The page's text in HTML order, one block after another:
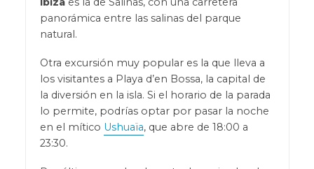
panorámica entre las salinas del parque
natural.
Otra excursión muy popular es la que lleva a
los visitantes a Playa d’en Bossa, la capital de
la diversión en la isla. Si el horario de la parada
lo permite, podrías optar por pasar la noche
en el mítico Ushuaïa, que abre de 18:00 a
23:30.